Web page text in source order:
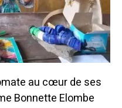
au cœur de ses
Bonnette Elombe